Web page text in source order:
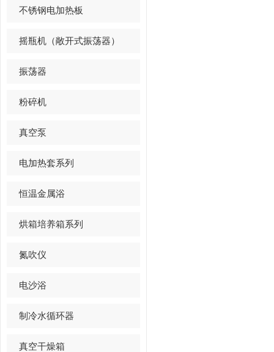
不锈钢电加热板
摇瓶机（敞开式振荡器）
振荡器
粉碎机
真空泵
电加热套系列
恒温金属浴
烘箱培养箱系列
氮吹仪
电沙浴
制冷水循环器
真空干燥箱